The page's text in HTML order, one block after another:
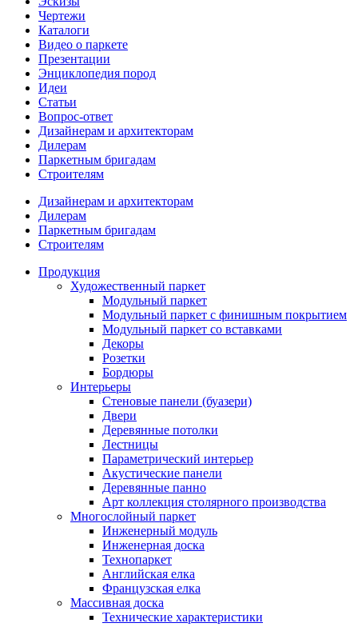
Чертежи
Каталоги
Видео о паркете
Презентации
Энциклопедия пород
Идеи
Статьи
Вопрос-ответ
Дизайнерам и архитекторам
Дилерам
Паркетным бригадам
Строителям
Дизайнерам и архитекторам
Дилерам
Паркетным бригадам
Строителям
Продукция
Художественный паркет
Модульный паркет
Модульный паркет с финишным покрытием
Модульный паркет со вставками
Декоры
Розетки
Бордюры
Интерьеры
Стеновые панели (буазери)
Двери
Деревянные потолки
Лестницы
Параметрический интерьер
Акустические панели
Деревянные панно
Арт коллекция столярного производства
Многослойный паркет
Инженерный модуль
Инженерная доска
Технопаркет
Английская елка
Французская елка
Массивная доска
Технические характеристики